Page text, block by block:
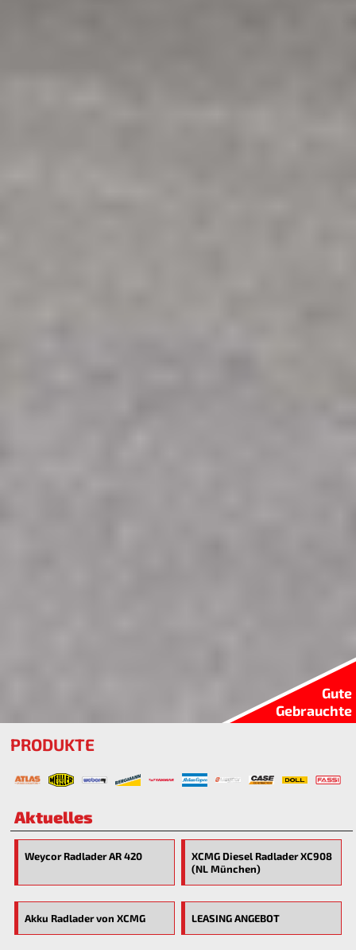
Gute
Gebrauchte
PRODUKTE
Aktuelles
Weycor Radlader AR 420
XCMG Diesel Radlader XC908
(NL München)
Akku Radlader von XCMG LEASING ANGEBOT